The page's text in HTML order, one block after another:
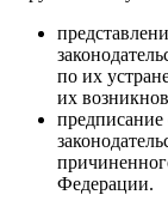
по их
их
Федерации.